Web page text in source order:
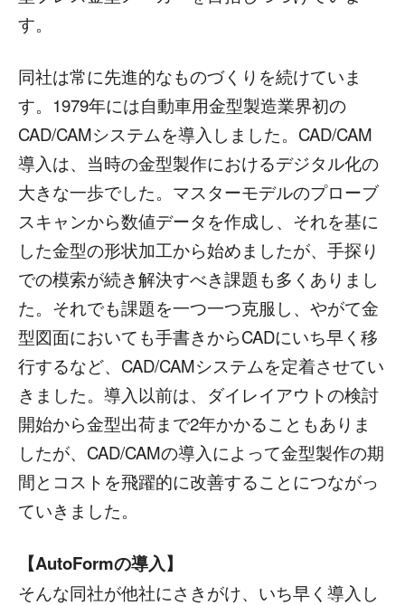
す。
同社は常に先進的なものづくりを続けていま
す。1979年には自動車用金型製造業界初の
CAD/CAMシステムを導入しました。CAD/CAM
導入は、当時の金型製作におけるデジタル化の
大きな一歩でした。マスターモデルのプローブ
スキャンから数値データを作成し、それを基に
した金型の形状加工から始めましたが、手探り
での模索が続き解決すべき課題も多くありまし
た。それでも課題を一つ一つ克服し、やがて金
型図面においても手書きからCADにいち早く移
行するなど、CAD/CAMシステムを定着させてい
きました。導入以前は、ダイレイアウトの検討
開始から金型出荷まで2年かかることもありま
したが、CAD/CAMの導入によって金型製作の期
間とコストを飛躍的に改善することにつながっ
ていきました。
【AutoFormの導入】
そんな同社が他社にさきがけ、いち早く導入し